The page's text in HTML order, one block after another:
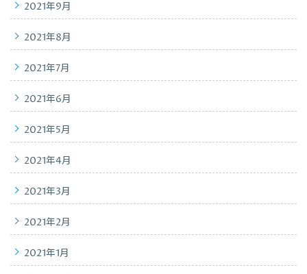
2021年9月
2021年8月
2021年7月
2021年6月
2021年5月
2021年4月
2021年3月
2021年2月
2021年1月